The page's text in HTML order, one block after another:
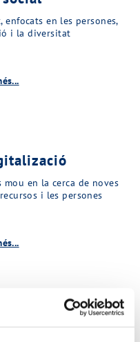
en les persones,
i la diversitat
en la cerca de noves
i les persones
MINA…